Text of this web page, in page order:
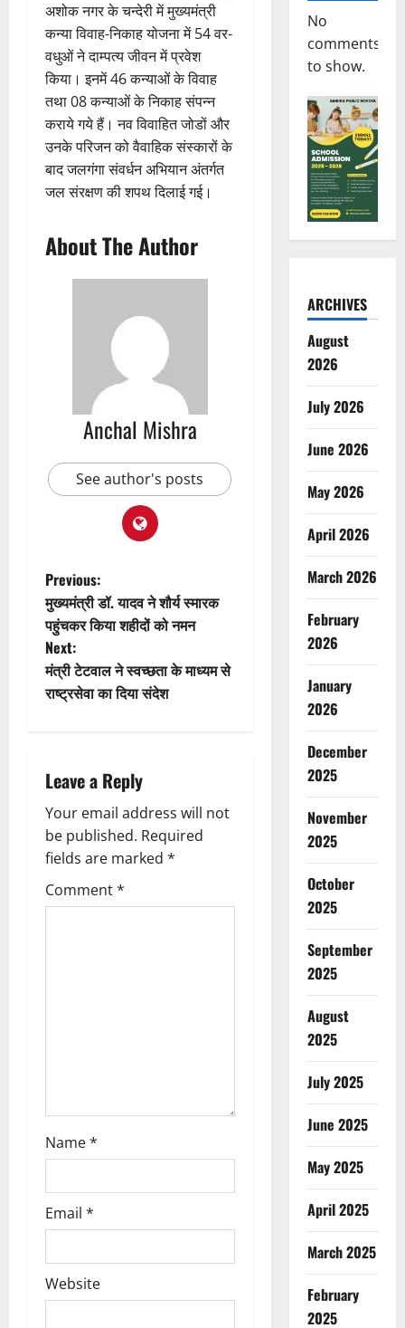
अशोक नगर के चन्देरी में मुख्यमंत्री
कन्या विवाह-निकाह योजना में 54 वर-
वधुओं ने दाम्पत्य जीवन में प्रवेश
किया। इनमें 46 कन्याओं के विवाह
तथा 08 कन्याओं के निकाह संपन्न
कराये गये हैं। नव विवाहित जोडों और
उनके परिजन को वैवाहिक संस्कारों के
बाद जलगंगा संवर्धन अभियान अंतर्गत
जल संरक्षण की शपथ दिलाई गई।
About The Author
Anchal Mishra
See author's posts
P
o
s
t
a
v
i
g
Previous:
मुख्यमंत्री डॉ. यादव ने शौर्य स्मारक
पहुंचकर किया शहीदों को नमन
Next:
मंत्री टेटवाल ने स्वच्छता के माध्यम से
राष्ट्रसेवा का दिया संदेश
Leave a Reply
Your email address will not
be published. Required
fields are marked *
Comment*
Name*
Email *
Website
No
comments
to show.
ARCHIVES
August
2026
July 2026
June 2026
May 2026
April 2026
March 2026
February
2026
January
2026
December
2025
November
2025
October
2025
September
2025
August
2025
July 2025
June 2025
May 2025
April 2025
March 2025
February
2025